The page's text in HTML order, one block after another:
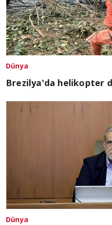
Dünya
Brezilya'da helikopter
Dünya